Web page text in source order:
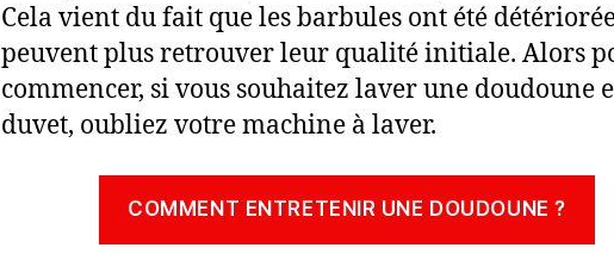
Cela vient du fait que les barbules ont été
peuvent plus retrouver leur qualité initiale. Alors
commencer, si vous souhaitez laver une doudoune
duvet, oubliez votre machine à laver.
COMMENT ENTRETENIR UNE DOUDOUNE ?